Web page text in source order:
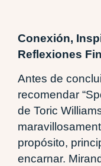
Conexión,
Reflexiones
Antes de
recomendar
de Toric
propósito,
encarnar.